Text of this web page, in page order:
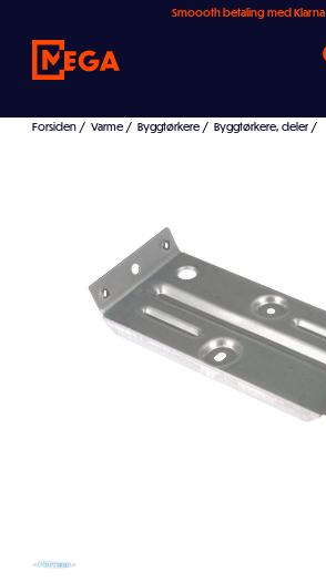
Smoooth betaling med Klarna
Forsiden / Varme / Byggtørkere / Byggtørkere, deler /